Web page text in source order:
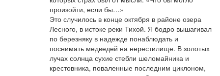
произойти, если бы…»
Это случилось в конце октября в районе озера
Лесного, в истоке реки Тихой. Я бодро вышагивал
по березняку в надежде понаблюдать и
поснимать медведей на нерестилище. В золотых
лучах солнца сухие стебли шеломайника и
крестовника, поваленные последним циклоном,